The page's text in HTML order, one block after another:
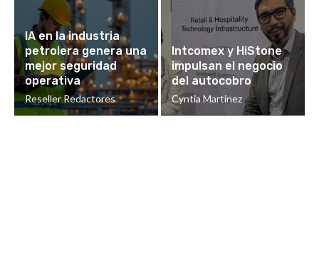
IA en la industria
petrolera genera una
mejor seguridad
operativa
Reseller Redactores
Intcomex y HiStone
impulsan el negocio
del autocobro
Cyntia Martinez